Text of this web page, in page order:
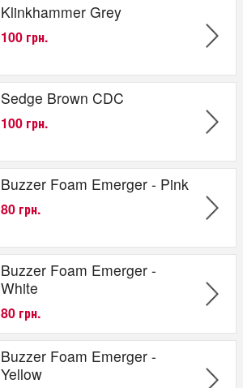
Klinkhammer Grey
100 грн.
Sedge Brown CDC
100 грн.
Buzzer Foam Emerger - Pink
80 грн.
Buzzer Foam Emerger -
White
80 грн.
Buzzer Foam Emerger -
Yellow